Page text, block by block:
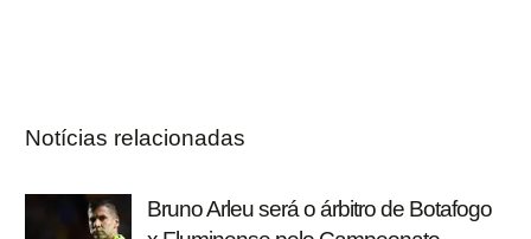
Notícias relacionadas
Bruno Arleu será o árbitro de Botafogo